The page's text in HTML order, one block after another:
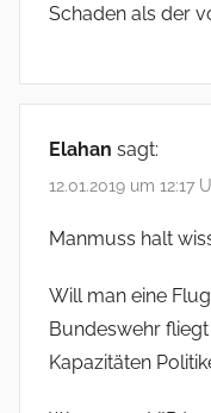
Schaden als der
Elahan sagt:
12.01.2019 um 12:17
Manmuss halt
Will man eine
Bundeswehr
Kapazitäten